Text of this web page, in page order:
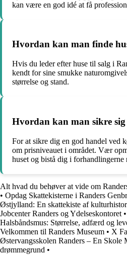
kan være en god idé at få
Hvordan kan man finde
Hvis du leder efter huse til salg i
kendt for sine smukke
størrelse og stand.
Hvordan kan man sikre
For at sikre dig en god handel ved
om prisniveauet i området. Vær
huset og bistå dig i
Alt hvad du behøver at vide om
• Opdag Skattekisterne i Randers
Østjylland: En skattekiste af
Jobcenter Randers og Ydelseskontoret •
Halsbåndsmus: Størrelse, adfærd og
Velkommen til Randers Museum • X
Østervangsskolen Randers – En Skole
drømmegrund •